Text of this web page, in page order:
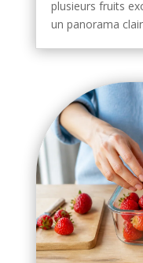
plusieurs fruits
un panorama